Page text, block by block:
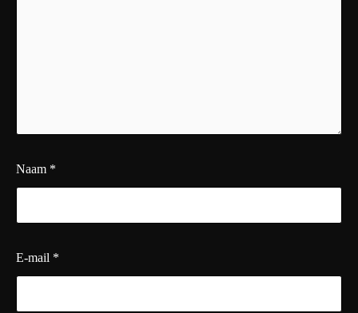
Naam *
E-mail *